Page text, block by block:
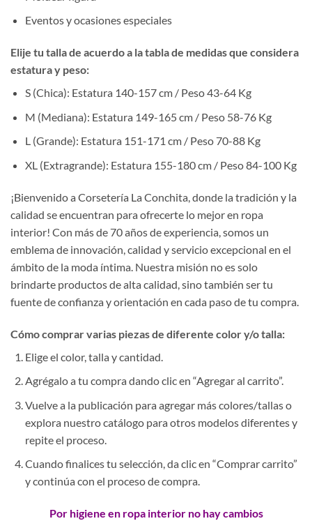
Eventos y ocasiones especiales
Elije tu talla de acuerdo a la tabla de medidas que considera
estatura y peso:
S (Chica): Estatura 140-157 cm / Peso 43-64 Kg
M (Mediana): Estatura 149-165 cm / Peso 58-76 Kg
L (Grande): Estatura 151-171 cm / Peso 70-88 Kg
XL (Extragrande): Estatura 155-180 cm / Peso 84-100 Kg
¡Bienvenido a Corsetería La Conchita, donde la tradición y la
calidad se encuentran para ofrecerte lo mejor en ropa
interior! Con más de 70 años de experiencia, somos un
emblema de innovación, calidad y servicio excepcional en el
ámbito de la moda íntima. Nuestra misión no es solo
brindarte productos de alta calidad, sino también ser tu
fuente de confianza y orientación en cada paso de tu compra.
Cómo comprar varias piezas de diferente color y/o talla:
Elige el color, talla y cantidad.
Agrégalo a tu compra dando clic en “Agregar al carrito”.
Vuelve a la publicación para agregar más colores/tallas o
explora nuestro catálogo para otros modelos diferentes y
repite el proceso.
Cuando finalices tu selección, da clic en “Comprar carrito”
y continúa con el proceso de compra.
Por higiene en ropa interior no hay cambios